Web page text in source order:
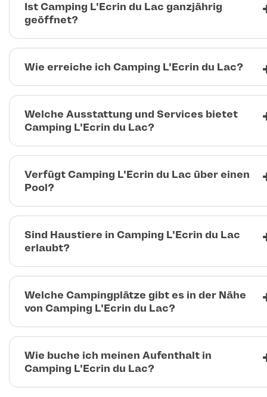
Ist Camping L'Ecrin du Lac ganzjährig
geöffnet?
Wie erreiche ich Camping L'Ecrin du Lac?
Welche Ausstattung und Services bietet
Camping L'Ecrin du Lac?
Verfügt Camping L'Ecrin du Lac über einen
Pool?
Sind Haustiere in Camping L'Ecrin du Lac
erlaubt?
Welche Campingplätze gibt es in der Nähe
von Camping L'Ecrin du Lac?
Wie buche ich meinen Aufenthalt in
Camping L'Ecrin du Lac?